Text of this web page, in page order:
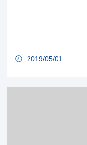
2019/05/01